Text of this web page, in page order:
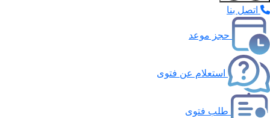
اتصل بنا
حجز موعد
استعلام عن فتوى
طلب فتوى